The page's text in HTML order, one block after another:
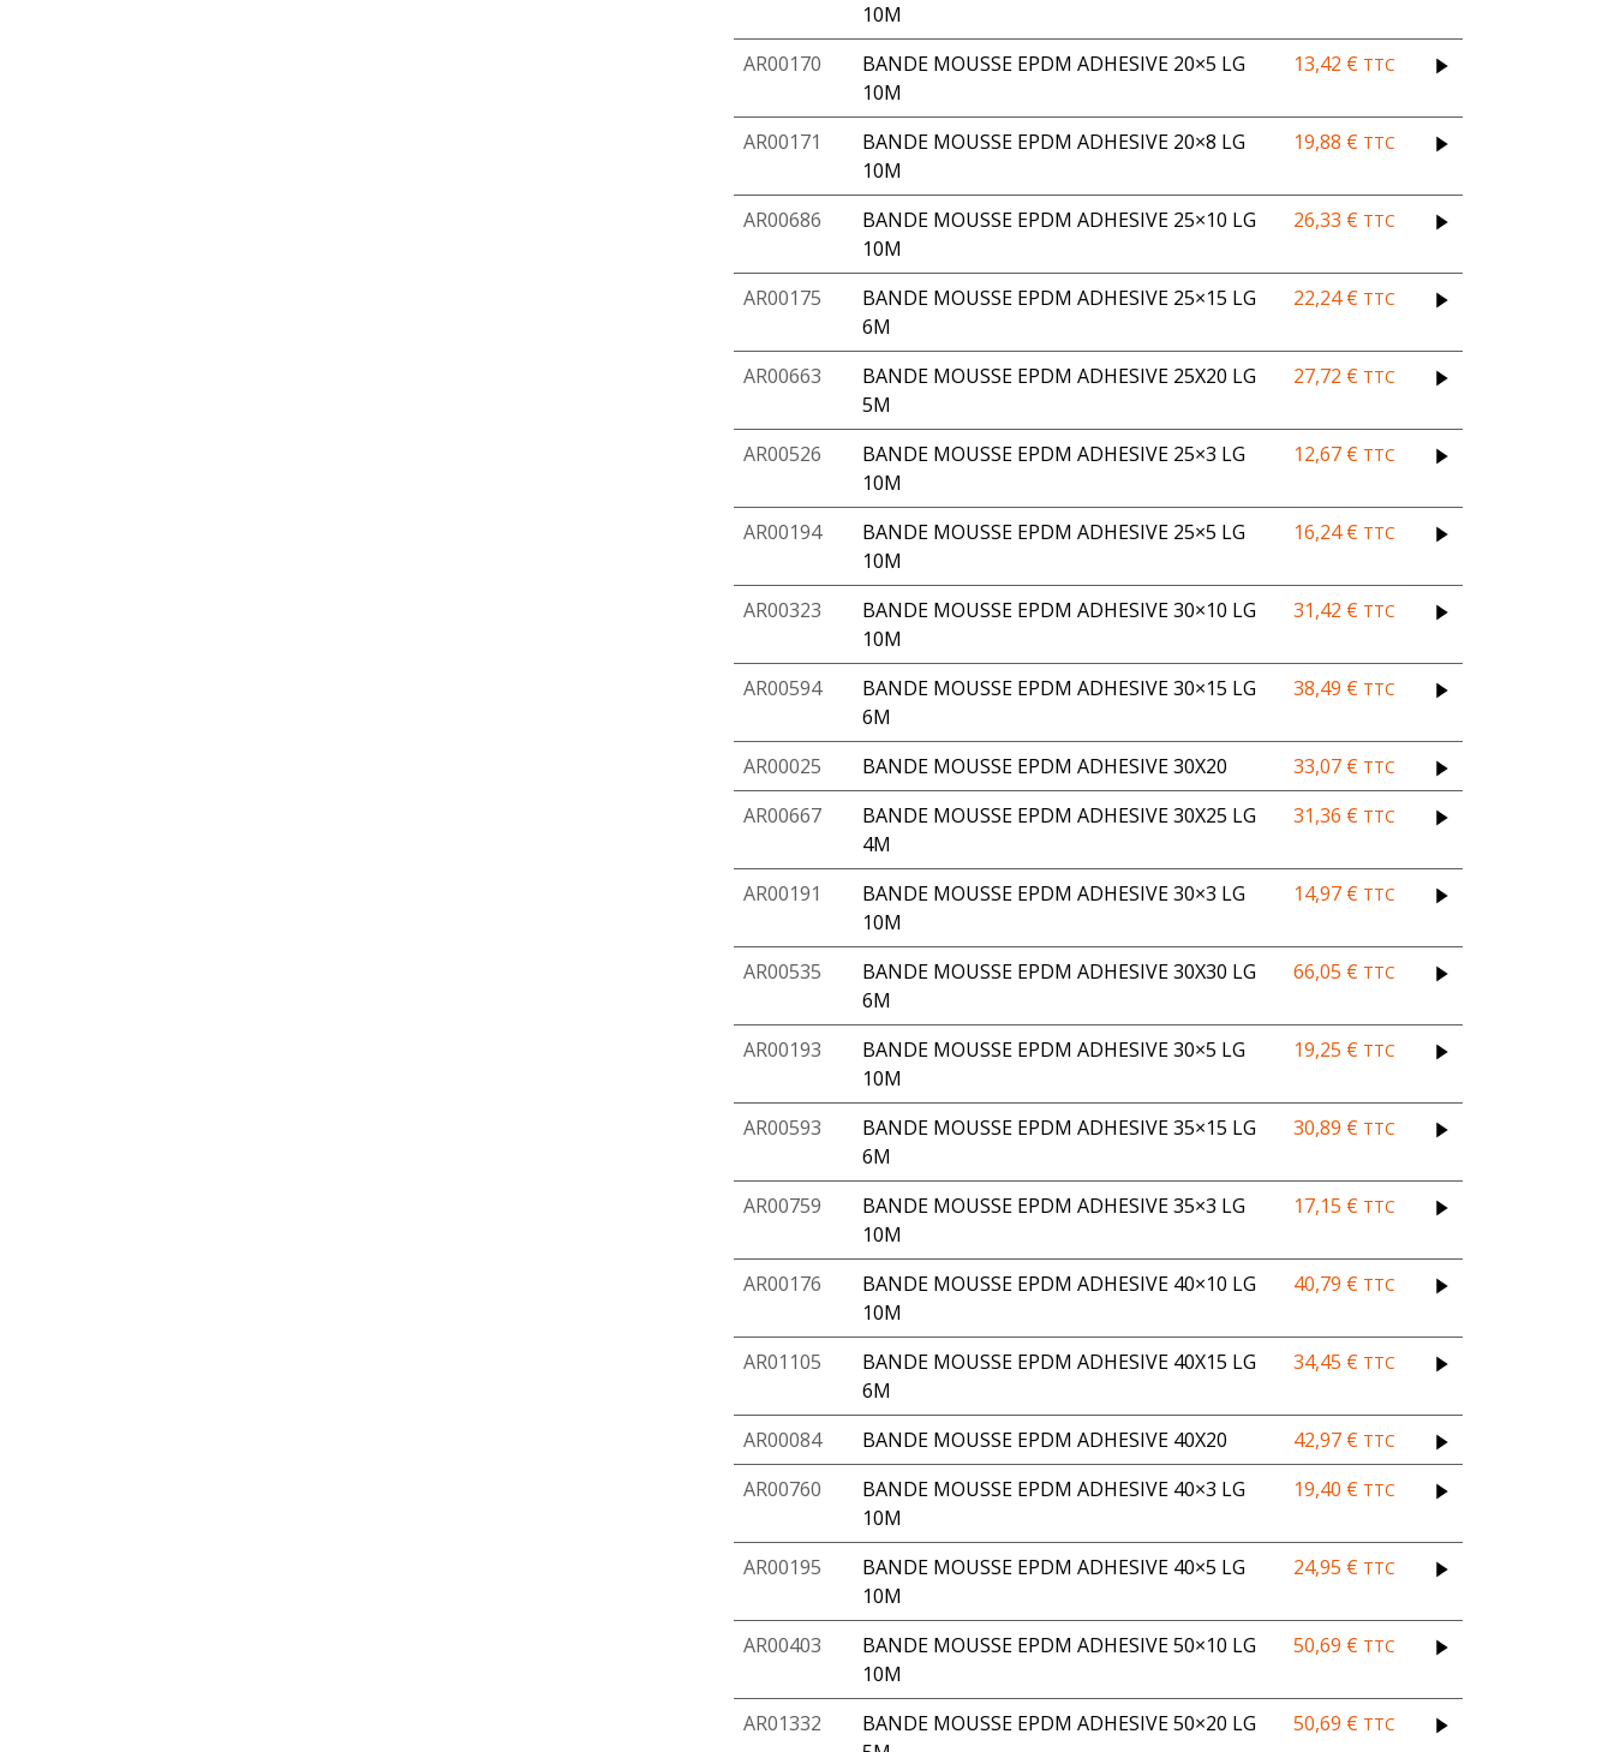
10M
AR00170
BANDE MOUSSE EPDM ADHESIVE 20×5 LG
10M
13,42 € TTC
AR00171
BANDE MOUSSE EPDM ADHESIVE 20×8 LG
10M
19,88 € TTC
AR00686
BANDE MOUSSE EPDM ADHESIVE 25×10 LG
10M
26,33 € TTC
AR00175
BANDE MOUSSE EPDM ADHESIVE 25×15 LG
6M
22,24€ TTC
AR00663
BANDE MOUSSE EPDM ADHESIVE 25X20 LG
5M
27,72 € TTC
AR00526
BANDE MOUSSE EPDM ADHESIVE 25×3 LG
10M
12,67 € TTC
AR00194
BANDE MOUSSE EPDM ADHESIVE 25×5 LG
10M
16,24€ TTC
AR00323
BANDE MOUSSE EPDM ADHESIVE 30×10 LG
10M
31,42 € TTC
AR00594
BANDE MOUSSE EPDM ADHESIVE 30×15 LG
6M
38,49 € TTC
AR00025 BANDE MOUSSE EPDM ADHESIVE 30X20 33,07 € TTC
AR00667
BANDE MOUSSE EPDM ADHESIVE 30X25 LG
4M
31,36 € TTC
AR00191
BANDE MOUSSE EPDM ADHESIVE 30×3 LG
10M
14,97 € TTC
AR00535
BANDE MOUSSE EPDM ADHESIVE 30X30 LG
6M
66,05 € TTC
AR00193
BANDE MOUSSE EPDM ADHESIVE 30×5 LG
10M
19,25 € TTC
AR00593
BANDE MOUSSE EPDM ADHESIVE 35×15 LG
6M
30,89 € TTC
AR00759
BANDE MOUSSE EPDM ADHESIVE 35×3 LG
10M
17,15 € TTC
AR00176
BANDE MOUSSE EPDM ADHESIVE 40×10 LG
10M
40,79 € TTC
AR01105
BANDE MOUSSE EPDM ADHESIVE 40X15 LG
6M
34,45 € TTC
AR00084 BANDE MOUSSE EPDM ADHESIVE 40X20 42,97 € TTC
AR00760
BANDE MOUSSE EPDM ADHESIVE 40×3 LG
10M
19,40 € TTC
AR00195
BANDE MOUSSE EPDM ADHESIVE 40×5 LG
10M
24,95 € TTC
AR00403
BANDE MOUSSE EPDM ADHESIVE 50×10 LG
10M
50,69 € TTC
AR01332
BANDE MOUSSE EPDM ADHESIVE 50×20 LG
50,69 € TTC